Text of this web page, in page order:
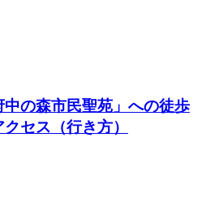
の森市民聖苑」への徒歩
セス（行き方）